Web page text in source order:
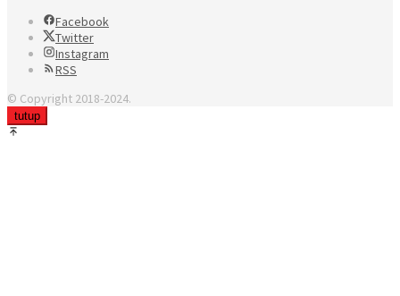
Facebook
Twitter
Instagram
RSS
© Copyright 2018-2024.
tutup